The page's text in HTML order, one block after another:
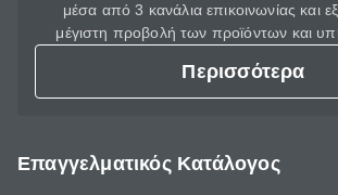
μέσα από 3 κανάλια επικοινωνίας και
μέγιστη προβολή των προϊόντων και
Περισσότερα
Επαγγελματικός Κατάλογος